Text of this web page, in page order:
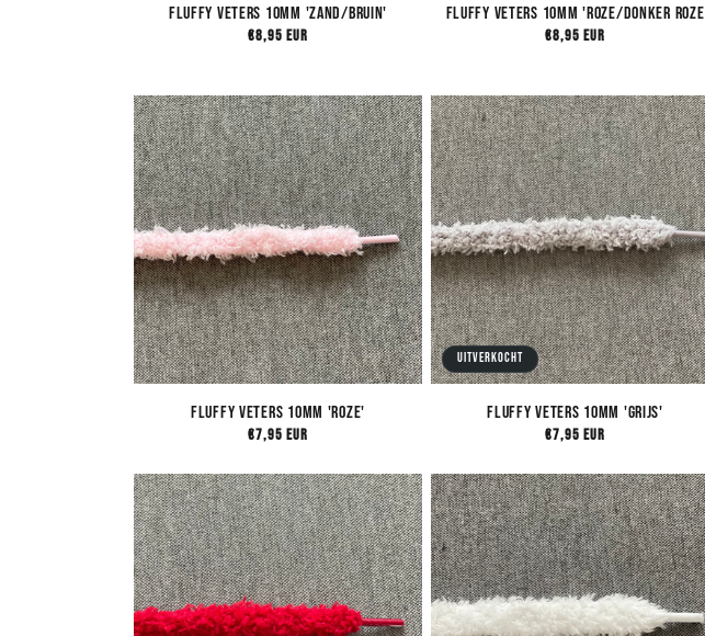
Fluffy Veters 10mm 'Zand/Bruin'
Normale
€8,95 EUR
Fluffy Veters 10mm 'Roze/Donker Roze
Normale
€8,95 EUR
Fluffy Veters 10mm 'Roze'
Normale
€7,95 EUR
Uitverkocht
Fluffy Veters 10mm 'Grijs'
Normale
€7,95 EUR